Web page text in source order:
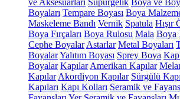
ve Aksesuarları Süpürgelik Boya ve
Boyaları Tempare Boyası Boya
Maskeleme Bandı Vernik Spatula Hışır
Boya Fırçaları Boya Rulosu Mala Boya
Cephe Boyalar Astarlar Metal Boyaları
BoyalarYalıtım Boyası Sprey Boya
Boyalar Kapılar Amerikan Kapılar
Kapılar Akordiyon Kapılar Sürgülü
Kapıları Kapı Kolları Seramik ve Fayans